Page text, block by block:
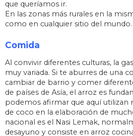
que queríamos ir.
En las zonas más rurales en la
como en cualquier sitio del mundo.
Comida
Al convivir diferentes culturas, la
muy variada. Si te aburres de una
cambiar de barrio y comer
de países de Asía, el arroz es
podemos afirmar que aquí utilizan
de coco en la elaboración de
nacional es el Nasi Lemak,
desayuno y consiste en arroz